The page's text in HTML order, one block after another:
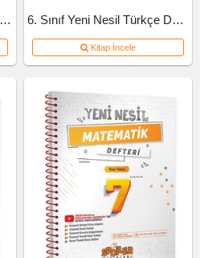
6. Sınıf Yeni Nesil Sosyal Bilgiler Defteri 6. Sınıf Yeni Nesil Türkçe Defteri
Kitap İncele